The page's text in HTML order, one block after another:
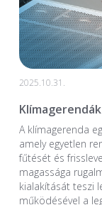
2025.10.31.
A klímagerenda
amely egyetlen
fűtését és
magassága
kialakítását teszi
működésével a